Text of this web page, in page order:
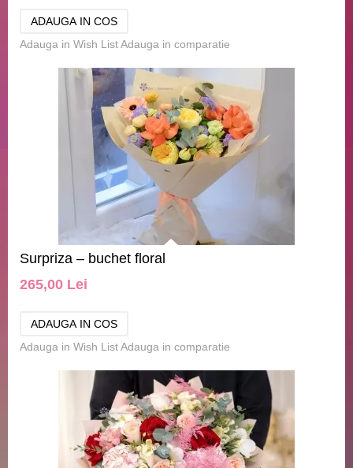
Adauga in Wish ListAdauga in comparatie
Surpriza – buchet floral
265,00 Lei
Adauga in Wish ListAdauga in comparatie